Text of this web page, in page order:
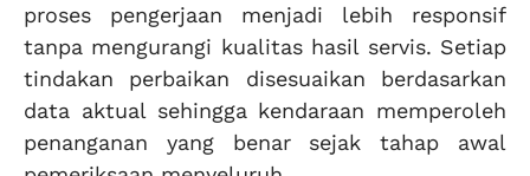
proses pengerjaan menjadi lebih responsif
tanpa mengurangi kualitas hasil servis. Setiap
tindakan perbaikan disesuaikan berdasarkan
data aktual sehingga kendaraan memperoleh
penanganan yang benar sejak tahap awal